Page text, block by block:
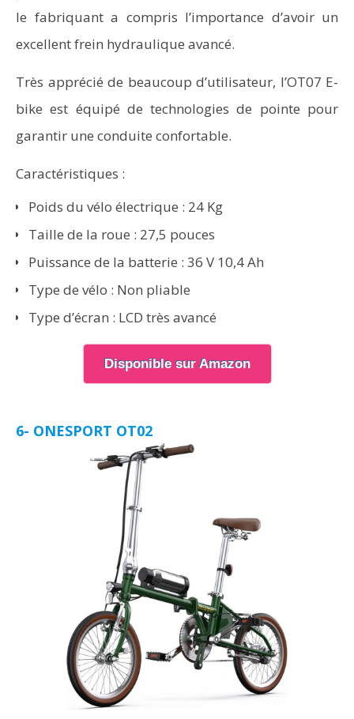
le fabriquant a compris l’importance d’avoir un
excellent frein hydraulique avancé.
Très apprécié de beaucoup d’utilisateur, l’OT07 E-
bike est équipé de technologies de pointe pour
garantir une conduite confortable.
Caractéristiques :
Poids du vélo électrique : 24 Kg
Taille de la roue : 27,5 pouces
Puissance de la batterie : 36 V 10,4 Ah
Type de vélo : Non pliable
Type d’écran : LCD très avancé
Disponible sur Amazon
6- ONESPORT OT02